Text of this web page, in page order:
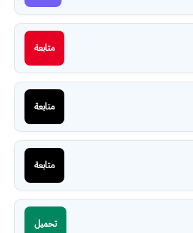
متابعة
متابعة
متابعة
تحميل